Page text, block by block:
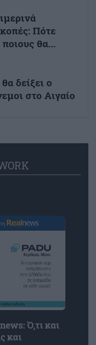
Πότε
ποιους θα...
δείξει ο
στο Αιγαίο
Ό,τι και
και